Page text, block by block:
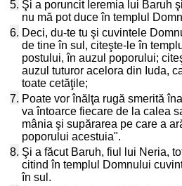
5. Şi a poruncit Ieremia lui Baruh
nu mă pot duce în templul
6. Deci, du-te tu şi cuvintele
de tine în sul, citeşte-le în
postului, în auzul poporului;
auzul tuturor acelora din Iuda,
toate cetăţile;
7. Poate vor înălţa rugă smerită
va întoarce fiecare de la calea
mânia şi supărarea pe care a
poporului acestuia".
8. Şi a făcut Baruh, fiul lui Neria,
citind în templul Domnului
în sul.